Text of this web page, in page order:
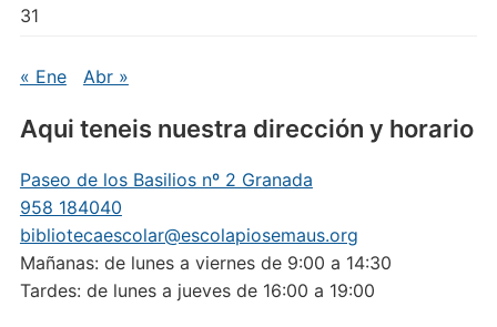
31
« Ene Abr »
Aqui teneis nuestra dirección y horario
Paseo de los Basilios nº 2 Granada
958 184040
bibliotecaescolar@escolapiosemaus.org
Mañanas: de lunes a viernes de 9:00 a 14:30
Tardes: de lunes a jueves de 16:00 a 19:00